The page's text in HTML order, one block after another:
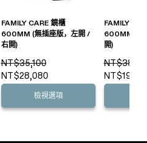
FAMILY CARE 鏡櫃
600MM (無插座版，左開 /
右開)
NT$35,100
NT$28,080
檢視選項
FAMILY
600MM (帶
開)